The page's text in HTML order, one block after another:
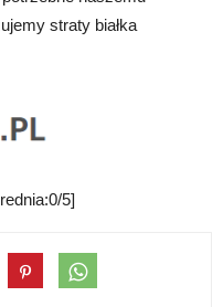
straty białka
5]